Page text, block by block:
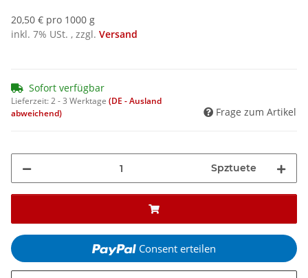
20,50 € pro 1000 g
inkl. 7% USt. , zzgl. Versand
Sofort verfügbar
Lieferzeit:2 - 3 Werktage (DE - Ausland
abweichend)
Frage zum Artikel
Spztuete
Consent erteilen